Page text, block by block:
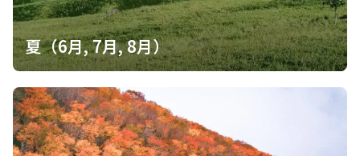
夏（6月, 7月, 8月）